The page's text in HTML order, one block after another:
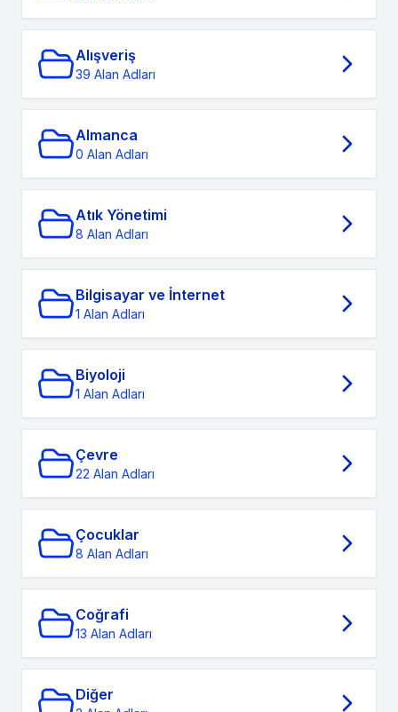
Alışveriş
39 Alan Adları
Almanca
0 Alan Adları
Atık Yönetimi
8 Alan Adları
Bilgisayar ve İnternet
1 Alan Adları
Biyoloji
1 Alan Adları
Çevre
22 Alan Adları
Çocuklar
8 Alan Adları
Coğrafi
13 Alan Adları
Diğer